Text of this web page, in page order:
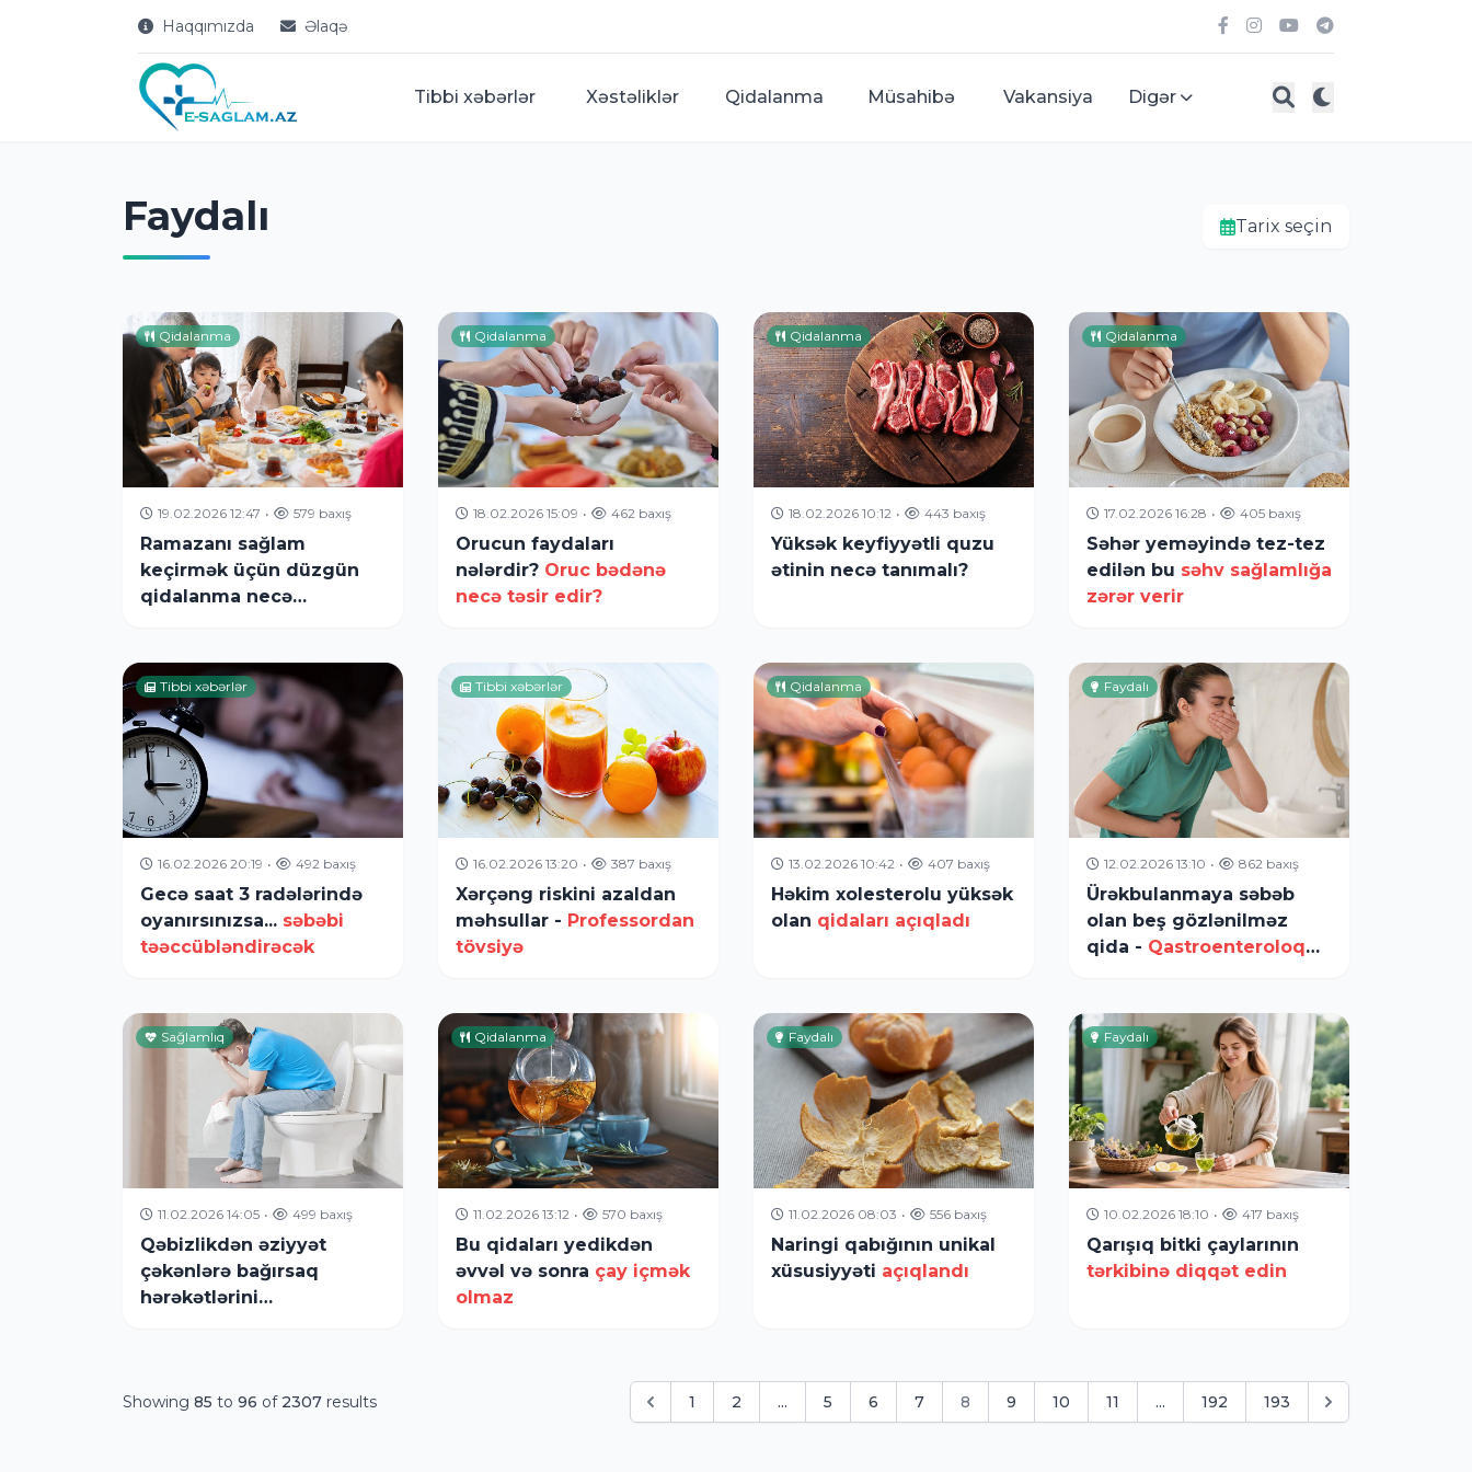
Haqqımızda Əlaqə
Tibbi xəbərlər Xəstəliklər Qidalanma Müsahibə Vakansiya Digər
Faydalı Tarix seçin
Qidalanma
19.02.2026 12:47 • 579 baxış
Ramazanı sağlam
keçirmək üçün düzgün
qidalanma necə
Qidalanma
18.02.2026 15:09 • 462 baxış
Orucun faydaları
nələrdir? Oruc bədənə
necə təsir edir?
Qidalanma
18.02.2026 10:12 • 443 baxış
Yüksək keyfiyyətli quzu
ətinin necə tanımalı?
Qidalanma
17.02.2026 16:28 • 405 baxış
Səhər yeməyində tez-tez
edilən bu səhv sağlamlığa
zərər verir
Tibbi xəbərlər
16.02.2026 20:19 • 492 baxış
Gecə saat 3 radələrində
oyanırsınızsa... səbəbi
təəccübləndirəcək
Tibbi xəbərlər
16.02.2026 13:20 • 387 baxış
Xərçəng riskini azaldan
məhsullar - Professordan
tövsiyə
Qidalanma
13.02.2026 10:42 • 407 baxış
Həkim xolesterolu yüksək
olan qidaları açıqladı
Faydalı
12.02.2026 13:10 • 862 baxış
Ürəkbulanmaya səbəb
olan beş gözlənilməz
qida - Qastroenteroloq
Sağlamlıq
11.02.2026 14:05 • 499 baxış
Qəbizlikdən əziyyət
çəkənlərə bağırsaq
hərəkətlərini
Qidalanma
11.02.2026 13:12 • 570 baxış
Bu qidaları yedikdən
əvvəl və sonra çay içmək
olmaz
Faydalı
11.02.2026 08:03 • 556 baxış
Naringi qabığının unikal
xüsusiyyəti açıqlandı
Faydalı
10.02.2026 18:10 • 417 baxış
Qarışıq bitki çaylarının
tərkibinə diqqət edin
Showing 85 to 96 of 2307 results 1 2 ... 5 6 7 8 9 10 11 ... 192 193